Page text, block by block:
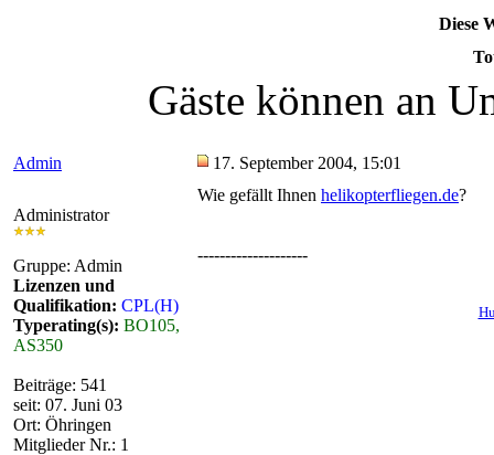
Diese
Gäste können an
Admin 17. September 2004, 15:01
Administrator
Gruppe: Admin
Lizenzen und
Qualifikation: CPL(H)
Typerating(s): BO105,
AS350
Beiträge: 541
seit: 07. Juni 03
Ort: Öhringen
Mitglieder Nr.: 1
Wie gefällt Ihnen helikopterfliegen.de?
--------------------